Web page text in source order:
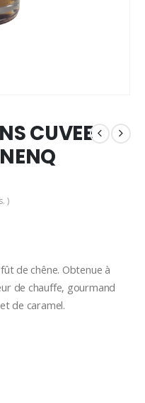
CUVEE
)
de chêne. Obtenue à
de chauffe, gourmand
de caramel.